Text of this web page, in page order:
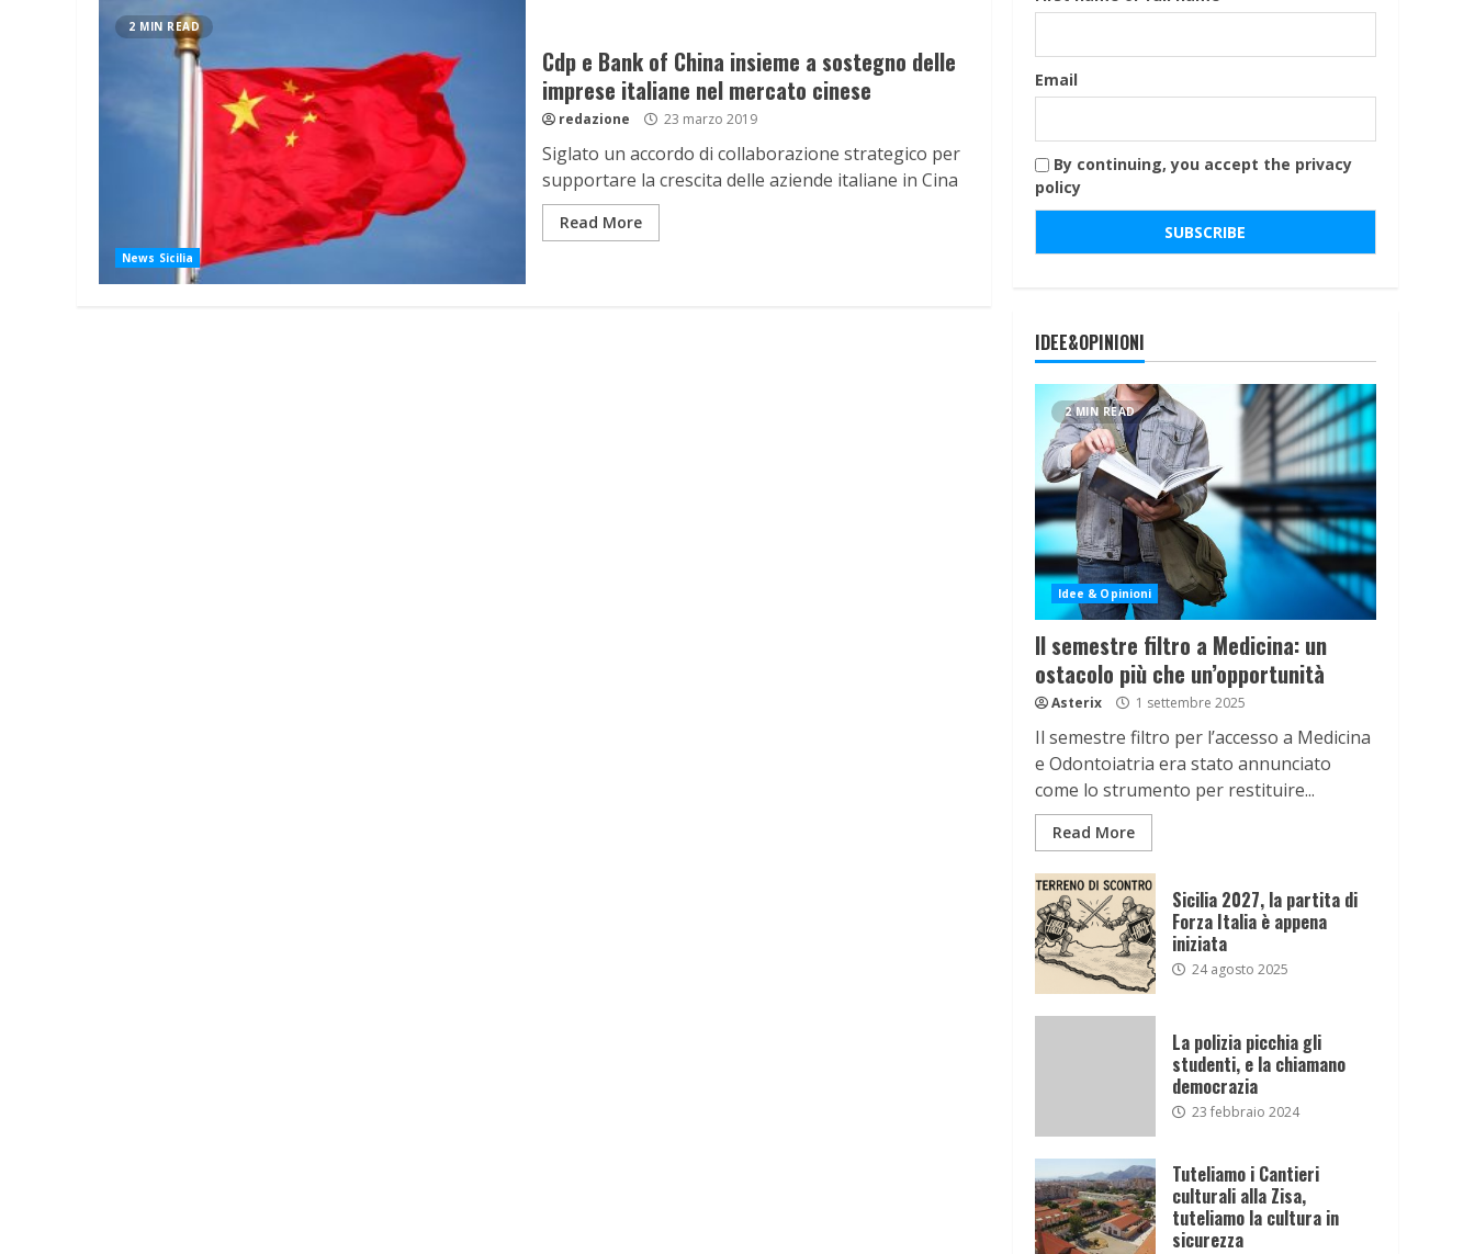
2 MIN READ
News Sicilia
Cdp e Bank of China insieme a sostegno delle
imprese italiane nel mercato cinese
redazione 23 marzo 2019
Siglato un accordo di collaborazione strategico per
supportare la crescita delle aziende italiane in Cina
Read More
Email
By continuing, you accept the privacy
policy
IDEE&OPINIONI
2 MIN READ
Idee & Opinioni
Il semestre filtro a Medicina: un
ostacolo più che un’opportunità
Asterix 1 settembre 2025
Il semestre filtro per l’accesso a Medicina
e Odontoiatria era stato annunciato
come lo strumento per restituire...
Read More
Sicilia 2027, la partita di
Forza Italia è appena
iniziata
24 agosto 2025
La polizia picchia gli
studenti, e la chiamano
democrazia
23 febbraio 2024
Tuteliamo i Cantieri
culturali alla Zisa,
tuteliamo la cultura in
sicurezza